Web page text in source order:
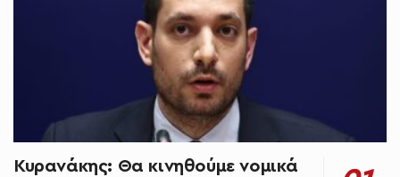
Κυρανάκης: Θα κινηθούμε νομικά